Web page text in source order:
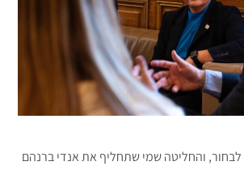
והחליטה שמי שתחליף את אנדי ברנהם